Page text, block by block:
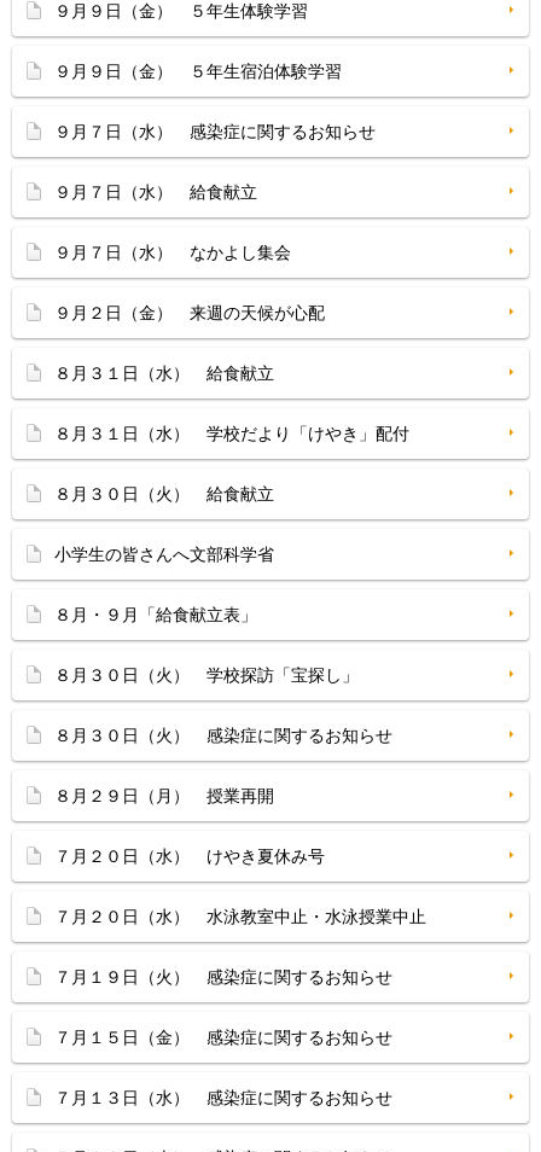
９月９日（金） ５年生体験学習
９月９日（金） ５年生宿泊体験学習
９月７日（水） 感染症に関するお知らせ
９月７日（水） 給食献立
９月７日（水） なかよし集会
９月２日（金） 来週の天候が心配
８月３１日（水） 給食献立
８月３１日（水） 学校だより「けやき」配付
８月３０日（火） 給食献立
小学生の皆さんへ文部科学省
８月・９月「給食献立表」
８月３０日（火） 学校探訪「宝探し」
８月３０日（火） 感染症に関するお知らせ
８月２９日（月） 授業再開
７月２０日（水） けやき夏休み号
７月２０日（水） 水泳教室中止・水泳授業中止
７月１９日（火） 感染症に関するお知らせ
７月１５日（金） 感染症に関するお知らせ
７月１３日（水） 感染症に関するお知らせ